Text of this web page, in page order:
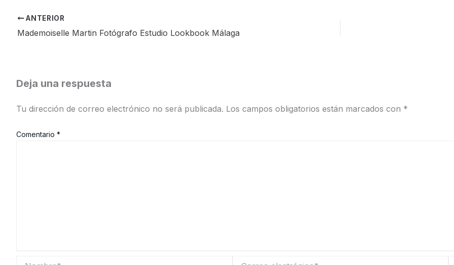
ANTERIOR
Mademoiselle Martin Fotógrafo Estudio Lookbook Málaga
Deja una respuesta
Tu dirección de correo electrónico no será publicada. Los campos obligatorios están marcados con *
Comentario *